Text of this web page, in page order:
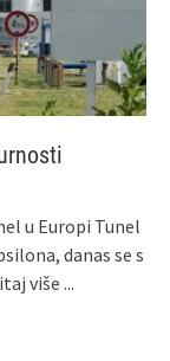
u Europi Tunel
danas se s
više ...